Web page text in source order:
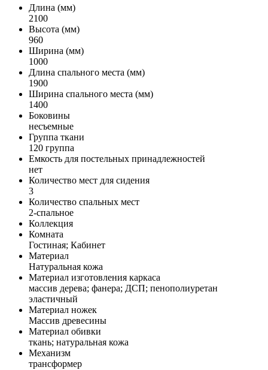
составляла
Длина (мм)
2100
Высота (мм)
960
Ширина (мм)
1000
Длина спального места (мм)
1900
Ширина спального места (мм)
1400
Боковины
несъемные
Группа ткани
120 группа
Емкость для постельных принадлежностей
нет
Количество мест для сидения
3
Количество спальных мест
2-спальное
Коллекция
Комната
Гостиная; Кабинет
Материал
Натуральная кожа
Материал изготовления каркаса
массив дерева; фанера; ДСП; пенополиуретан
эластичный
Материал ножек
Массив древесины
Материал обивки
ткань; натуральная кожа
Механизм
трансформер